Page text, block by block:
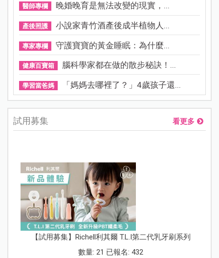
醫師專欄 晚婚晚育是無法改變的現實，...
產後照護 小說家青竹酒產後成半植物人...
專家專欄 守護寶寶的黃金睡眠：為什麼...
健康百寶箱 腦科學家都在做的散步秘訣！...
學習當爸媽 「媽媽去哪裡了？」4歲孩子還...
試用募集 看更多
【試用募集】Richell利其爾 T.L.I第二代乳牙刷系列
數量: 21 已報名: 432